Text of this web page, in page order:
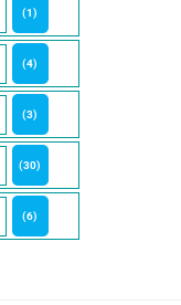
(1)
(4)
(3)
(30)
(6)